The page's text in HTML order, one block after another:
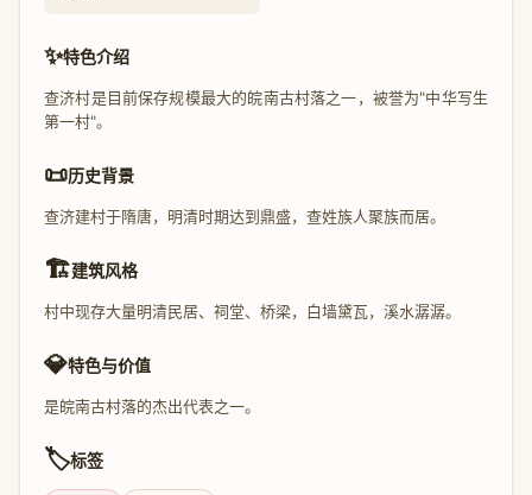
✨特色介绍
查济村是目前保存规模最大的皖南古村落之一，被誉为"中华写生
第一村"。
📜历史背景
查济建村于隋唐，明清时期达到鼎盛，查姓族人聚族而居。
🏗️建筑风格
村中现存大量明清民居、祠堂、桥梁，白墙黛瓦，溪水潺潺。
💎特色与价值
是皖南古村落的杰出代表之一。
🏷️标签